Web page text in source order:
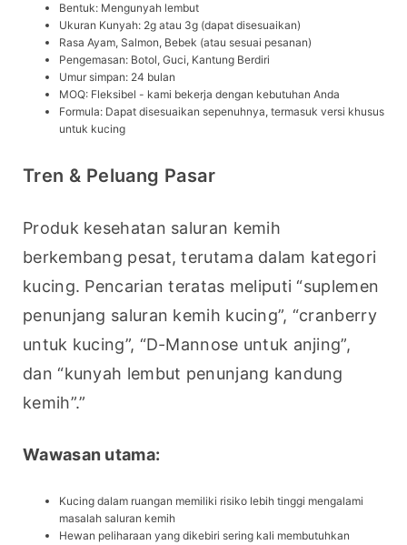
Bentuk: Mengunyah lembut
Ukuran Kunyah: 2g atau 3g (dapat disesuaikan)
Rasa Ayam, Salmon, Bebek (atau sesuai pesanan)
Pengemasan: Botol, Guci, Kantung Berdiri
Umur simpan: 24 bulan
MOQ: Fleksibel - kami bekerja dengan kebutuhan Anda
Formula: Dapat disesuaikan sepenuhnya, termasuk versi khusus
untuk kucing
Tren & Peluang Pasar
Produk kesehatan saluran kemih
berkembang pesat, terutama dalam kategori
kucing. Pencarian teratas meliputi “suplemen
penunjang saluran kemih kucing”, “cranberry
untuk kucing”, “D-Mannose untuk anjing”,
dan “kunyah lembut penunjang kandung
kemih”.”
Wawasan utama:
Kucing dalam ruangan memiliki risiko lebih tinggi mengalami
masalah saluran kemih
Hewan peliharaan yang dikebiri sering kali membutuhkan